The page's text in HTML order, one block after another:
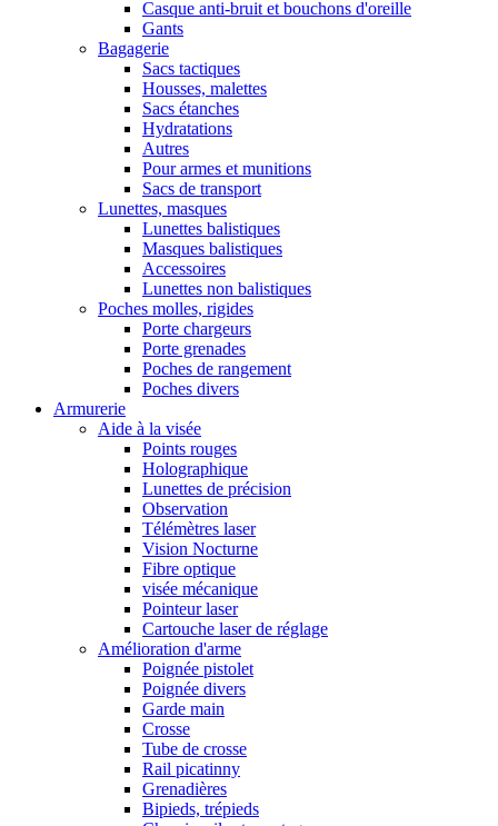
Casque anti-bruit et bouchons d'oreille
Gants
Bagagerie
Sacs tactiques
Housses, malettes
Sacs étanches
Hydratations
Autres
Pour armes et munitions
Sacs de transport
Lunettes, masques
Lunettes balistiques
Masques balistiques
Accessoires
Lunettes non balistiques
Poches molles, rigides
Porte chargeurs
Porte grenades
Poches de rangement
Poches divers
Armurerie
Aide à la visée
Points rouges
Holographique
Lunettes de précision
Observation
Télémètres laser
Vision Nocturne
Fibre optique
visée mécanique
Pointeur laser
Cartouche laser de réglage
Amélioration d'arme
Poignée pistolet
Poignée divers
Garde main
Crosse
Tube de crosse
Rail picatinny
Grenadières
Bipieds, trépieds